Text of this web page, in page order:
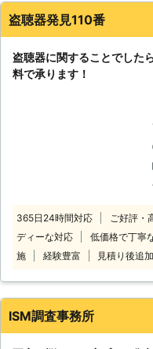
盗聴器発見110番
盗聴器に関することでした
料で承ります！
365日24時間対応 ご好評・
ディーな対応
低価格で丁寧
施
経験豊富 見積り後追
ISM調査事務所